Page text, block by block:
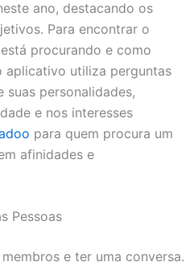
ano, destacando os
Para encontrar o
procurando e como
aplicativo utiliza perguntas
suas personalidades,
e nos interesses
para quem procura um
afinidades e
Pessoas
e ter uma conversa.